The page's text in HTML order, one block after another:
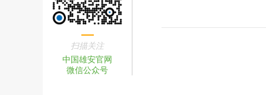
扫描关注
中国雄安官网
微信公众号